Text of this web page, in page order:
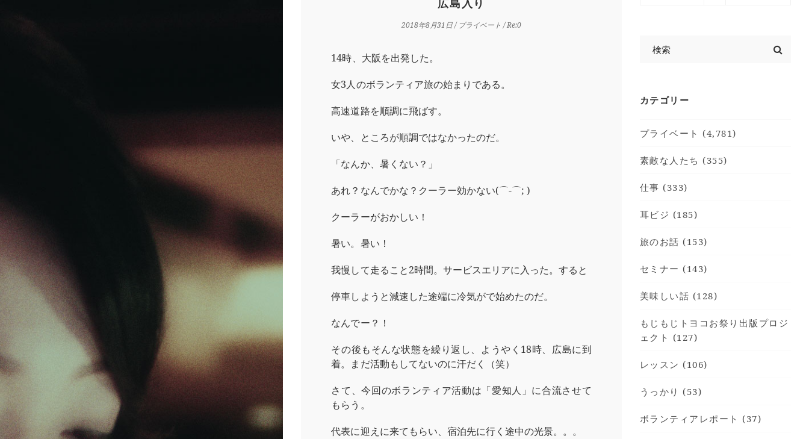
広島入り
2018年8月31日/ プライベート / Re:0
14時、大阪を出発した。
女3人のボランティア旅の始まりである。
高速道路を順調に飛ばす。
いや、ところが順調ではなかったのだ。
「なんか、暑くない？」
あれ？なんでかな？クーラー効かない(⌒-⌒; )
クーラーがおかしい！
暑い。暑い！
我慢して走ること2時間。サービスエリアに入った。すると
停車しようと減速した途端に冷気がで始めたのだ。
なんでー？！
その後もそんな状態を繰り返し、ようやく18時、広島に到
着。まだ活動もしてないのに汗だく（笑）
さて、今回のボランティア活動は「愛知人」に合流させて
もらう。
代表に迎えに来てもらい、宿泊先に行く途中の光景。。。
カテゴリー
プライベート (4,781)
素敵な人たち (355)
仕事 (333)
耳ビジ (185)
旅のお話 (153)
セミナー (143)
美味しい話 (128)
もじもじトヨコお祭り出版プロジ
ェクト (127)
レッスン (106)
うっかり (53)
ボランティアレポート (37)